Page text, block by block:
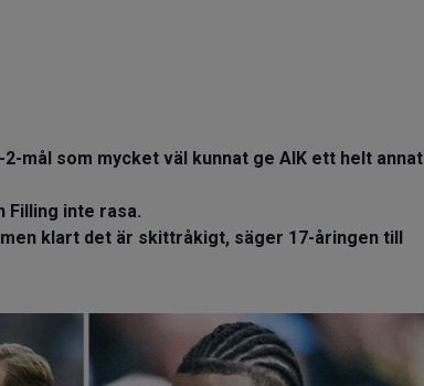
mål som mycket väl kunnat ge AIK ett helt annat
Filling inte rasa.
klart det är skittråkigt, säger 17-åringen till